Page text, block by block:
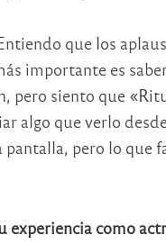
que los
importante es
pero siento que
algo que verlo
pero lo que
experiencia como